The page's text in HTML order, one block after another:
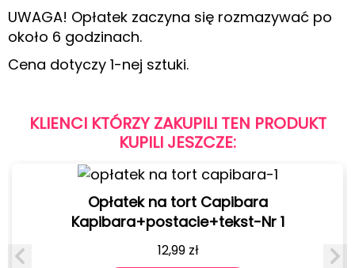
UWAGA! Opłatek zaczyna się rozmazywać po
około 6 godzinach.
Cena dotyczy 1-nej sztuki.
KLIENCI KTÓRZY ZAKUPILI TEN PRODUKT
KUPILI JESZCZE:
Opłatek na tort Capibara
Kapibara+postacie+tekst-Nr 1
12,99 zł